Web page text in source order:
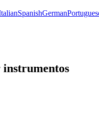
SpanishGerman